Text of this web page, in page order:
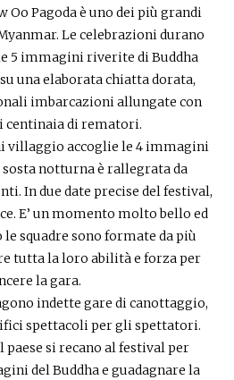
Oo Pagoda è uno dei più grandi
Le celebrazioni durano
5 immagini riverite di Buddha
una elaborata chiatta dorata,
imbarcazioni allungate con
centinaia di rematori.
villaggio accoglie le 4 immagini
sosta notturna è rallegrata da
In due date precise del festival,
E’ un momento molto bello ed
squadre sono formate da più
tutta la loro abilità e forza per
la gara.
indette gare di canottaggio,
spettacoli per gli spettatori.
si recano al festival per
del Buddha e guadagnare la